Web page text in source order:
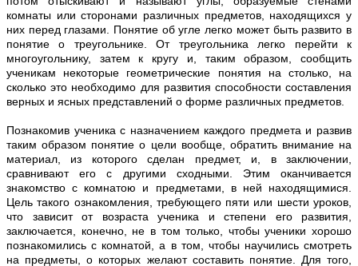
комнаты или сторонами различных предметов, находящихся у
них перед глазами. Понятие об угле легко может быть развито в
понятие о треугольнике. От треугольника легко перейти к
многоугольнику, затем к кругу и, таким образом, сообщить
ученикам некоторые геометрические понятия на столько, на
сколько это необходимо для развития способности составления
верных и ясных представлений о форме различных предметов.
Познакомив ученика с назначением каждого предмета и развив
таким образом понятие о цели вообще, обратить внимание на
материал, из которого сделан предмет, и, в заключении,
сравнивают его с другими сходными. Этим оканчивается
знакомство с комнатою и предметами, в ней находящимися.
Цель такого ознакомления, требующего пяти или шести уроков,
что зависит от возраста ученика и степени его развития,
заключается, конечно, не в том только, чтобы ученики хорошо
познакомились с комнатой, а в том, чтобы научились смотреть
на предметы, о которых желают составить понятие. Для того,